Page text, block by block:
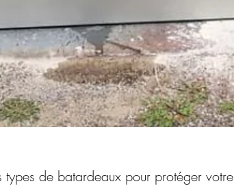
types de batardeaux pour protéger votre